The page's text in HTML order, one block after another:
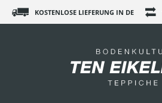
KOSTENLOSE LIEFERUNG IN DE